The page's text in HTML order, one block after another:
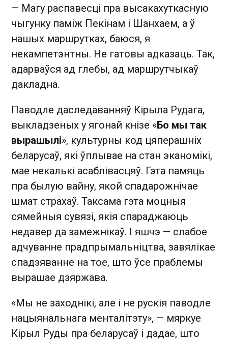
— Магу распавесці пра высакахуткасную
чыгунку паміж Пекінам і Шанхаем, а ў
нашых маршрутках, баюся, я
некампетэнтны. Не гатовы адказаць. Так,
адарваўся ад глебы, ад маршрутчыкаў
дакладна.
Паводле даследаванняў Кірыла Рудага,
выкладзеных у ягонай кнізе «Бо мы так
вырашылі», культурны код цяперашніх
беларусаў, які ўплывае на стан эканомікі,
мае некалькі асаблівасцяў. Гэта памяць
пра былую вайну, якой спадарожнічае
шмат страхаў. Таксама гэта моцныя
сямейныя сувязі, якія спараджаюць
недавер да замежнікаў. І яшчэ — слабое
адчуванне прадпрымальніцтва, завялікае
спадзяванне на тое, што ўсе праблемы
вырашае дзяржава.
«Мы не заходнікі, але і не рускія паводле
нацыянальнага менталітэту», — мяркуе
Кірыл Руды пра беларусаў і дадае, што